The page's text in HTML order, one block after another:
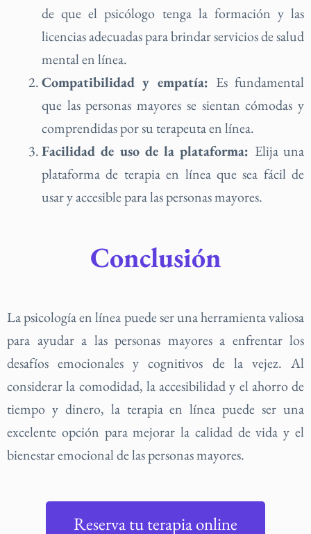
de que el psicólogo tenga la formación y las
licencias adecuadas para brindar servicios de salud
mental en línea.
Compatibilidad y empatía: Es fundamental
que las personas mayores se sientan cómodas y
comprendidas por su terapeuta en línea.
Facilidad de uso de la plataforma: Elija una
plataforma de terapia en línea que sea fácil de
usar y accesible para las personas mayores.
Conclusión
La psicología en línea puede ser una herramienta valiosa
para ayudar a las personas mayores a enfrentar los
desafíos emocionales y cognitivos de la vejez. Al
considerar la comodidad, la accesibilidad y el ahorro de
tiempo y dinero, la terapia en línea puede ser una
excelente opción para mejorar la calidad de vida y el
bienestar emocional de las personas mayores.
Reserva tu terapia online